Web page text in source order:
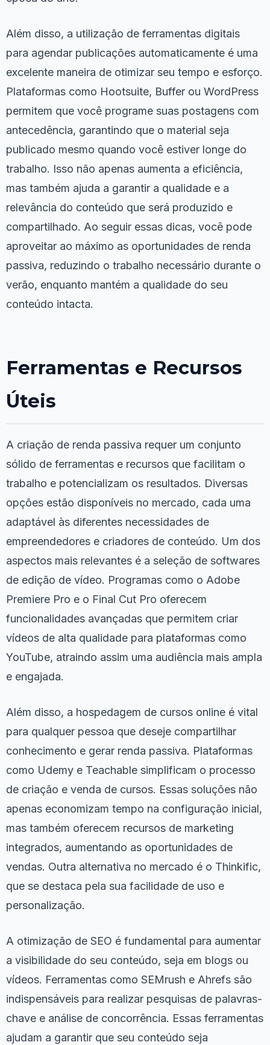
Além disso, a utilização de ferramentas digitais
para agendar publicações automaticamente é uma
excelente maneira de otimizar seu tempo e esforço.
Plataformas como Hootsuite, Buffer ou WordPress
permitem que você programe suas postagens com
antecedência, garantindo que o material seja
publicado mesmo quando você estiver longe do
trabalho. Isso não apenas aumenta a eficiência,
mas também ajuda a garantir a qualidade e a
relevância do conteúdo que será produzido e
compartilhado. Ao seguir essas dicas, você pode
aproveitar ao máximo as oportunidades de renda
passiva, reduzindo o trabalho necessário durante o
verão, enquanto mantém a qualidade do seu
conteúdo intacta.
Ferramentas e Recursos
Úteis
A criação de renda passiva requer um conjunto
sólido de ferramentas e recursos que facilitam o
trabalho e potencializam os resultados. Diversas
opções estão disponíveis no mercado, cada uma
adaptável às diferentes necessidades de
empreendedores e criadores de conteúdo. Um dos
aspectos mais relevantes é a seleção de softwares
de edição de vídeo. Programas como o Adobe
Premiere Pro e o Final Cut Pro oferecem
funcionalidades avançadas que permitem criar
vídeos de alta qualidade para plataformas como
YouTube, atraindo assim uma audiência mais ampla
e engajada.
Além disso, a hospedagem de cursos online é vital
para qualquer pessoa que deseje compartilhar
conhecimento e gerar renda passiva. Plataformas
como Udemy e Teachable simplificam o processo
de criação e venda de cursos. Essas soluções não
apenas economizam tempo na configuração inicial,
mas também oferecem recursos de marketing
integrados, aumentando as oportunidades de
vendas. Outra alternativa no mercado é o Thinkific,
que se destaca pela sua facilidade de uso e
personalização.
A otimização de SEO é fundamental para aumentar
a visibilidade do seu conteúdo, seja em blogs ou
vídeos. Ferramentas como SEMrush e Ahrefs são
indispensáveis para realizar pesquisas de palavras-
chave e análise de concorrência. Essas ferramentas
ajudam a garantir que seu conteúdo seja